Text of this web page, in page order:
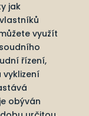
jak
využít
řízení,
obýván